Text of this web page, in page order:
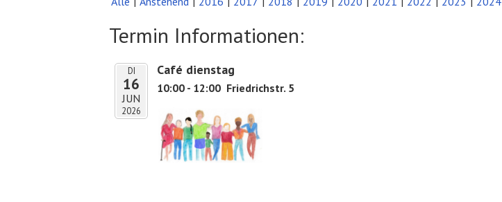
Termin Informationen:
DI
16
JUN
2026
Café dienstag
10:00 - 12:00 Friedrichstr. 5